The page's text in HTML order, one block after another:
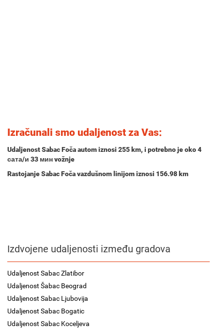
Izračunali smo udaljenost za Vas:
Udaljenost Sabac Foča autom iznosi 255 km, i potrebno je oko4
сата/и 33 минvožnje
Rastojanje Sabac Foča vazdušnom linijom iznosi 156.98 km
Izdvojene udaljenosti između gradova
Udaljenost Sabac Zlatibor
Udaljenost Šabac Beograd
Udaljenost Sabac Ljubovija
Udaljenost Sabac Bogatic
Udaljenost Sabac Koceljeva